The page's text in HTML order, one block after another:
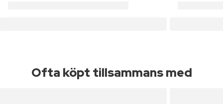
Ofta köpt tillsammans med